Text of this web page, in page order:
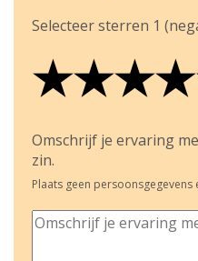
Selecteer sterren 1
★
★★
★★★
★★★★
★★★★
Omschrijf je ervaring
zin.
Plaats geen